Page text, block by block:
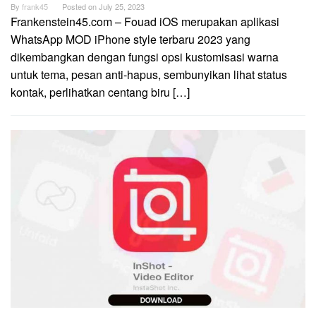
By frank45 Posted onJuly 25, 2023
Frankenstein45.com – Fouad iOS merupakan aplikasi
WhatsApp MOD iPhone style terbaru 2023 yang
dikembangkan dengan fungsi opsi kustomisasi warna
untuk tema, pesan anti-hapus, sembunyikan lihat status
kontak, perlihatkan centang biru […]